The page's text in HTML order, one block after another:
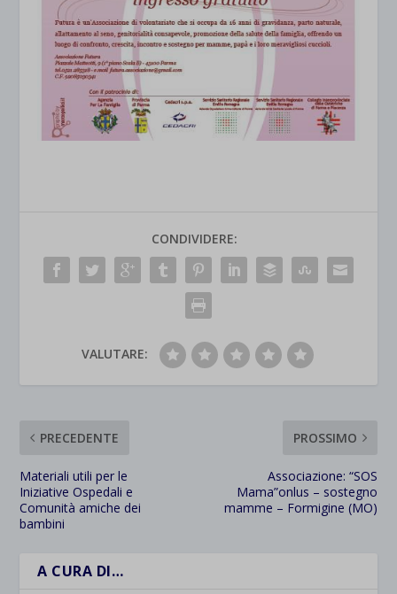
CONDIVIDERE:
VALUTARE:
PRECEDENTE
Materiali utili per le
Iniziative Ospedali e
Comunità amiche dei
bambini
PROSSIMO
Associazione: “SOS
Mama”onlus – sostegno
mamme – Formigine (MO)
A CURA DI…